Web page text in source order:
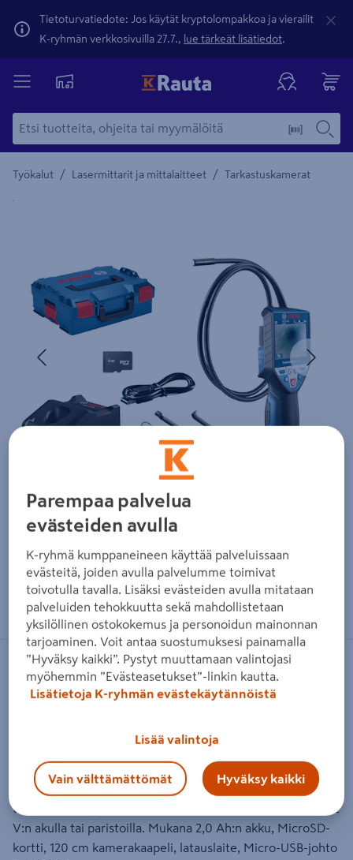
Tietoturvatiedote: Jos käytät kryptolompakkoa ja vierailit
K-ryhmän verkkosivuilla 27.7., lue tärkeät lisätiedot.
Työkalut / Lasermittarit ja mittalaitteet / Tarkastuskamerat
Yksityiskohtainen kuvaus löytyy Tuotteen kuvaus -
Zoomaa kuvaa sormilla kosketusnäytöllä
Tarkastuskamera Bosch GIC 120 C
BOSCH BLUE
501470262 EAN-koodi:3165140817929
Akkutarkastuskamera vaikeapääsyisten kohteiden
tarkastukseen ja dokumentointiin ammattilaisille. Toimii 12
V:n akulla tai paristoilla. Mukana 2,0 Ah:n akku, MicroSD-
kortti, 120 cm kamerakaapeli, latauslaite, Micro-USB-johto
Parempaa palvelua
evästeiden avulla
K-ryhmä kumppaneineen käyttää palveluissaan
evästeitä, joiden avulla palvelumme toimivat
toivotulla tavalla. Lisäksi evästeiden avulla mitataan
palveluiden tehokkuutta sekä mahdollistetaan
yksilöllinen ostokokemus ja personoidun mainonnan
tarjoaminen. Voit antaa suostumuksesi painamalla
”Hyväksy kaikki”. Pystyt muuttamaan valintojasi
myöhemmin ”Evästeasetukset”-linkin kautta.
Lisätietoja K-ryhmän evästekäytännöistä
Lisää valintoja
Vain välttämättömät Hyväksy kaikki